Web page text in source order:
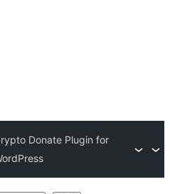
Donate Plugin for